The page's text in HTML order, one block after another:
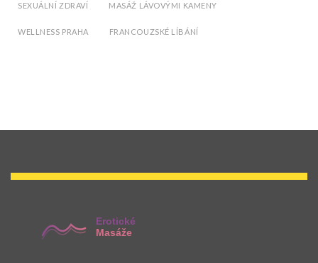
SEXUÁLNÍ ZDRAVÍ MASÁŽ LÁVOVÝMI KAMENY
WELLNESS PRAHA FRANCOUZSKÉ LÍBÁNÍ